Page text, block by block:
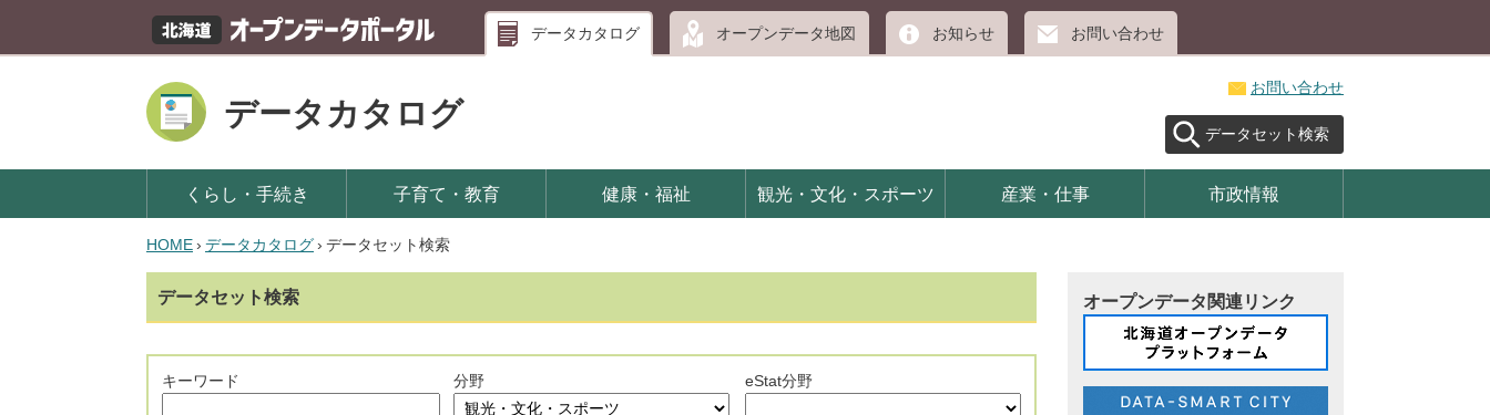
データカタログ オープンデータ地図 お知らせ お問い合わせ
データカタログ
お問い合わせ
データセット検索
くらし・手続き 子育て・教育 健康・福祉 観光・文化・スポーツ 産業・仕事 市政情報
HOME› データカタログ› データセット検索
データセット検索
キーワード 分野 eStat分野
オープンデータ関連リンク